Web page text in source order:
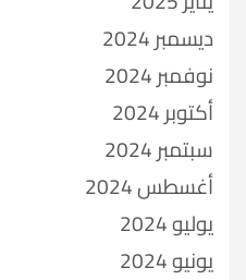
ديسمبر 2024
نوفمبر 2024
أكتوبر 2024
سبتمبر 2024
أغسطس 2024
يوليو 2024
يونيو 2024